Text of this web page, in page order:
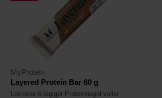
MyProtein
Layered Protein Bar 60 g
Leckerer 6-lagiger Proteinriegel voller